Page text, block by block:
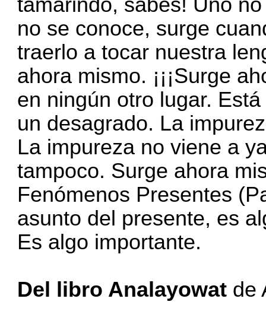
no se conoce, surge
traerlo a tocar nuestra
ahora mismo. ¡¡¡Surge
en ningún otro lugar.
un desagrado. La
La impureza no viene a
tampoco. Surge ahora
Fenómenos Presentes
asunto del presente, es
Es algo importante.
Del libro Analayowat de